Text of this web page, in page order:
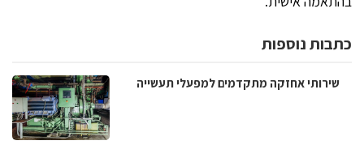
כתבות נוספות
שירותי אחזקה מתקדמים למפעלי תעשייה